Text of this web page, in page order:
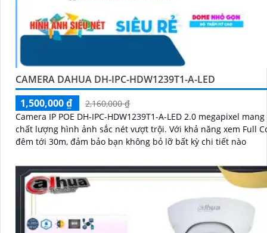
CAMERA DAHUA DH-IPC-HDW1239T1-A-LED
1,500,000 ₫
2,160,000 ₫
Camera IP POE DH-IPC-HDW1239T1-A-LED 2.0 megapixel
chất lượng hình ảnh sắc nét vượt trội. Với khả năng xem Full Color ban
đêm tới 30m, đảm bảo bạn không bỏ lỡ bất kỳ chi tiết nào